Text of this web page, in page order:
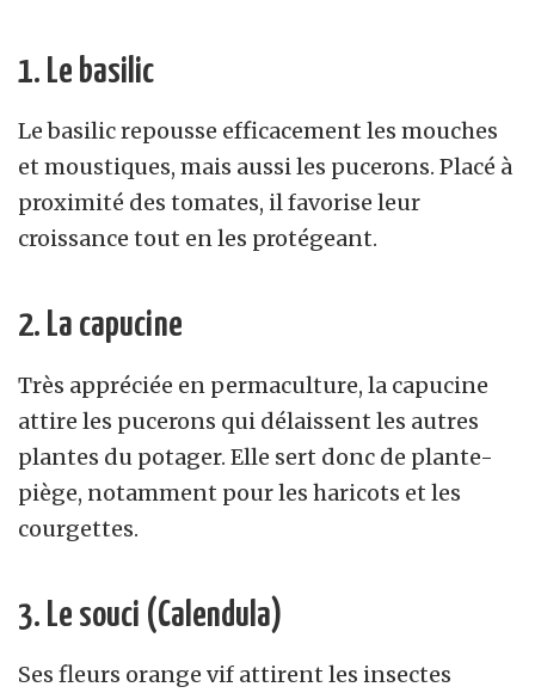
1. Le basilic
Le basilic repousse efficacement les mouches
et moustiques, mais aussi les pucerons. Placé à
proximité des tomates, il favorise leur
croissance tout en les protégeant.
2. La capucine
Très appréciée en permaculture, la capucine
attire les pucerons qui délaissent les autres
plantes du potager. Elle sert donc de plante-
piège, notamment pour les haricots et les
courgettes.
3. Le souci (Calendula)
Ses fleurs orange vif attirent les insectes